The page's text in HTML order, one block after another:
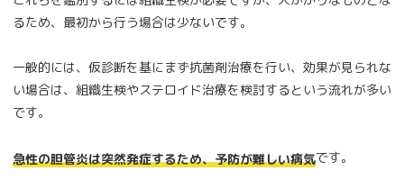
るため、最初から行う場合は少ないです。
一般的には、仮診断を基にまず抗菌剤治療を行い、効果が見られな
い場合は、組織生検やステロイド治療を検討するという流れが多い
です。
急性の胆管炎は突然発症するため、予防が難しい病気です。